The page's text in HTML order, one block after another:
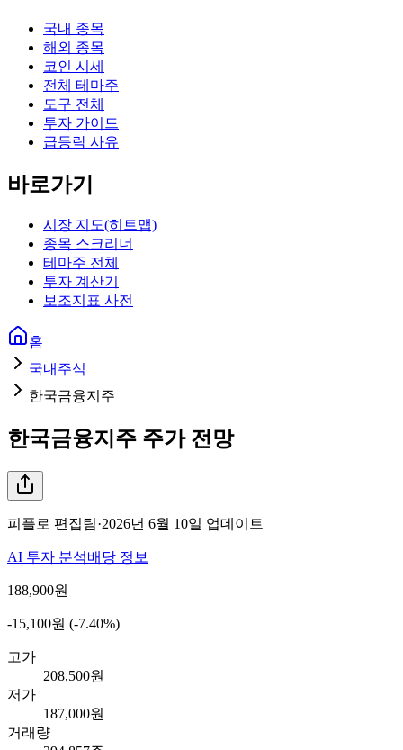
국내 종목
해외 종목
코인 시세
전체 테마주
도구 전체
투자 가이드
급등락 사유
바로가기
시장 지도(히트맵)
종목 스크리너
테마주 전체
투자 계산기
보조지표 사전
홈
국내주식
한국금융지주
한국금융지주 주가 전망
피플로 편집팀·2026년 6월 10일 업데이트
AI 투자 분석배당 정보
188,900원
-15,100원 (-7.40%)
고가
208,500원
저가
187,000원
거래량